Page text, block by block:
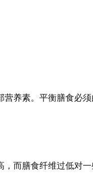
养素。 平衡膳食必
，而膳食纤维过低对